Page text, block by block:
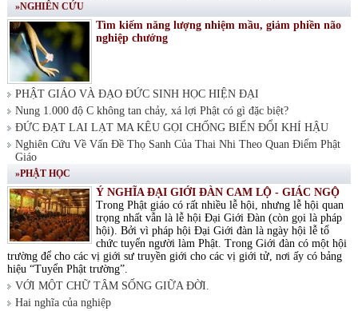
»NGHIÊN CỨU
Tìm kiếm năng lượng nhiệm mầu, giảm phiền não
nghiệp chướng
PHẬT GIÁO VÀ ĐẠO ĐỨC SINH HỌC HIỆN ĐẠI
Nung 1.000 độ C không tan chảy, xá lợi Phật có gì đặc biệt?
ĐỨC ĐẠT LAI LẠT MA KÊU GỌI CHỐNG BIẾN ĐỔI KHÍ HẬU
Nghiên Cứu Về Vấn Đề Thọ Sanh Của Thai Nhi Theo Quan Điểm Phật
Giáo
»PHẬT HỌC
Ý NGHĨA ĐẠI GIỚI ĐÀN CAM LỘ - GIÁC NGỘ
Trong Phật giáo có rất nhiều lễ hội, nhưng lễ hội quan
trọng nhất vẫn là lễ hội Đại Giới Đàn (còn gọi là pháp
hội). Bởi vì pháp hội Đại Giới đàn là ngày hội lễ tổ
chức tuyển người làm Phật. Trong Giới đàn có một hội
trường để cho các vị giới sư truyền giới cho các vị giới tử, nơi ấy có bảng
hiệu “Tuyển Phật trường”.
VỚI MỘT CHỮ TÂM SỐNG GIỮA ĐỜI.
Hai nghĩa của nghiệp